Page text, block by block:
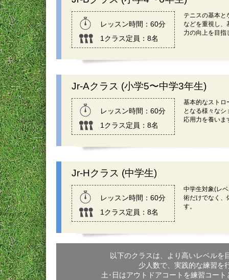
レッスン時間：60分
1クラス定員：8名
テニスの基本と
などを重視し、
力の向上を目指
Jr-Aクラス (小学5〜中学3年生)
レッスン時間：60分
1クラス定員：8名
基本的なストロ
となる様々な
応用力を養いま
Jr-Hクラス (中学生)
レッスン時間：60分
1クラス定員：8名
中学生対象(レ
術だけでなく、
す。
以下のクラスは、より高いレベルを
少人数で、実践的な練習を
土･日はアウトドアコートを練習コー